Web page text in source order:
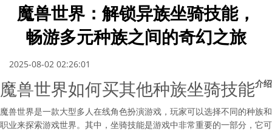
魔兽世界：解锁异族坐骑技能，
畅游多元种族之间的奇幻之旅
2025-08-02 02:26:01
魔兽世界如何买其他种族坐骑技能介绍
魔兽世界是一款大型多人在线角色扮演游戏，玩家可以选择不同的种族和
职业来探索游戏世界。其中，坐骑技能是游戏中非常重要的一部分，它可